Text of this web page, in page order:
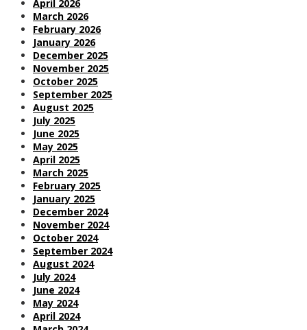
April 2026
March 2026
February 2026
January 2026
December 2025
November 2025
October 2025
September 2025
August 2025
July 2025
June 2025
May 2025
April 2025
March 2025
February 2025
January 2025
December 2024
November 2024
October 2024
September 2024
August 2024
July 2024
June 2024
May 2024
April 2024